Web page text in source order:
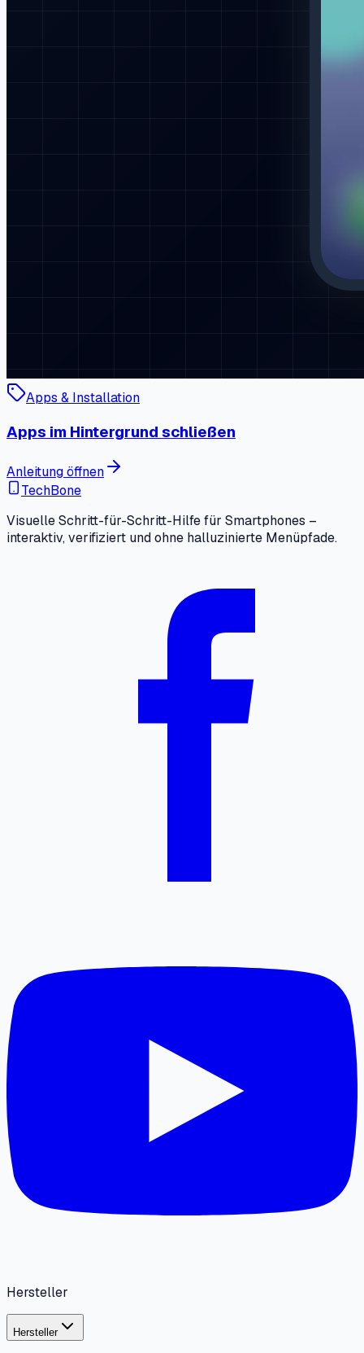
Apps & Installation
Apps im Hintergrund schließen
Anleitung öffnen
TechBone
Visuelle Schritt-für-Schritt-Hilfe für Smartphones –
interaktiv, verifiziert und ohne halluzinierte Menüpfade.
Hersteller
Hersteller